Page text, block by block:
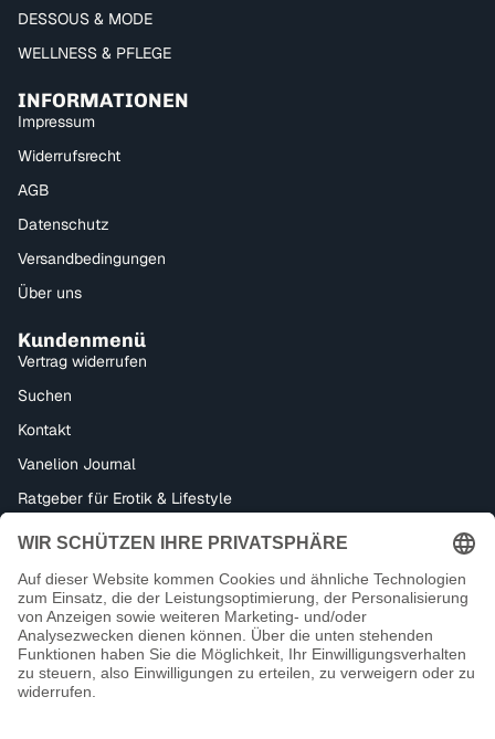
DESSOUS & MODE
WELLNESS & PFLEGE
INFORMATIONEN
Impressum
Widerrufsrecht
AGB
Datenschutz
Versandbedingungen
Über uns
Kundenmenü
Vertrag widerrufen
Suchen
Kontakt
Vanelion Journal
Ratgeber für Erotik & Lifestyle
Bondage, Dominanz & Fetisch – Alles für dein BDSM-Erlebnis
FacebookInstagramTiktok
18+ Kein Verkauf an Minderjährige
Zahlungsmethoden
Datenschutzerklärung
Impressum
Kontaktinformationen
AGB
Widerrufsrecht
Versand